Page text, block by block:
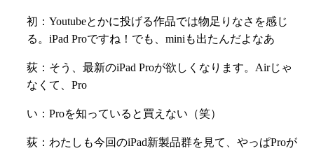
初： Youtubeとかに投げる作品では物足りなさを感じ
る。 iPad Proですね！でも、 miniも出たんだよなあ
荻：そう、最新のiPad Proが欲しくなります。Airじゃ
なくて、Pro
い：Proを知っていると買えない（笑）
荻：わたしも今回のiPad新製品群を見て、やっぱProが